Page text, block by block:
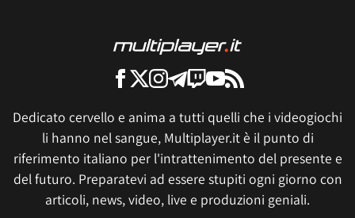
Dedicato cervello e anima a tutti quelli che i videogiochi
li hanno nel sangue, Multiplayer.it è il punto di
riferimento italiano per l'intrattenimento del presente e
del futuro. Preparatevi ad essere stupiti ogni giorno con
articoli, news, video, live e produzioni geniali.